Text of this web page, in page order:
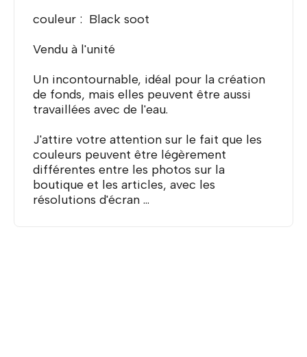
couleur : Black soot
Vendu à l'unité
Un incontournable, idéal pour la création
de fonds, mais elles peuvent être aussi
travaillées avec de l'eau.
J'attire votre attention sur le fait que les
couleurs peuvent être légèrement
différentes entre les photos sur la
boutique et les articles, avec les
résolutions d'écran ...